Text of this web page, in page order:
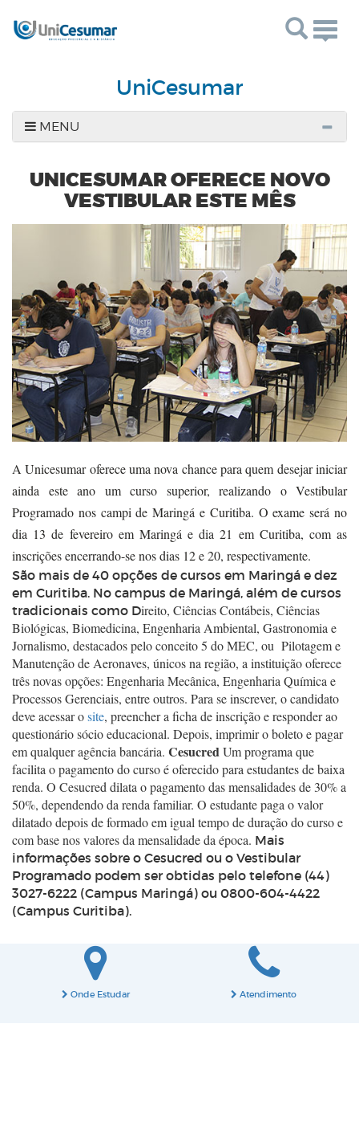
UniCesumar
MENU
UNICESUMAR OFERECE NOVO
VESTIBULAR ESTE MÊS
A Unicesumar oferece uma nova chance para quem desejar iniciar
ainda este ano um curso superior, realizando o Vestibular
Programado nos campi de Maringá e Curitiba. O exame será no
dia 13 de fevereiro em Maringá e dia 21 em Curitiba, com as
inscrições encerrando-se nos dias 12 e 20, respectivamente.
São mais de 40 opções de cursos em Maringá e dez
em Curitiba. No campus de Maringá, além de cursos
tradicionais como Direito, Ciências Contábeis, Ciências
Biológicas, Biomedicina, Engenharia Ambiental, Gastronomia e
Jornalismo, destacados pelo conceito 5 do MEC, ou Pilotagem e
Manutenção de Aeronaves, únicos na região, a instituição oferece
três novas opções: Engenharia Mecânica, Engenharia Química e
Processos Gerenciais, entre outros. Para se inscrever, o candidato
deve acessar osite, preencher a ficha de inscrição e responder ao
questionário sócio educacional. Depois, imprimir o boleto e pagar
em qualquer agência bancária. CesucredUm programa que
facilita o pagamento do curso é oferecido para estudantes de baixa
renda. O Cesucred dilata o pagamento das mensalidades de 30% a
50%, dependendo da renda familiar. O estudante paga o valor
dilatado depois de formado em igual tempo de duração do curso e
com base nos valores da mensalidade da época. Mais
informações sobre o Cesucred ou o Vestibular
Programado podem ser obtidas pelo telefone (44)
3027-6222 (Campus Maringá) ou 0800-604-4422
(Campus Curitiba).
Onde Estudar Atendimento